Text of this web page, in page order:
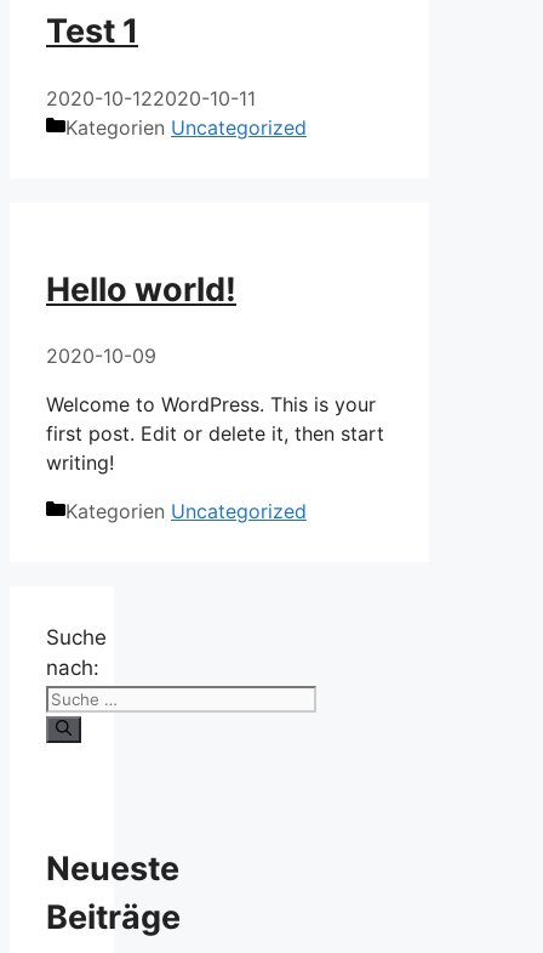
Test 1
2020-10-122020-10-11
Kategorien Uncategorized
Hello world!
2020-10-09
Welcome to WordPress. This is your
first post. Edit or delete it, then start
writing!
Kategorien Uncategorized
Suche
nach:
Neueste
Beiträge